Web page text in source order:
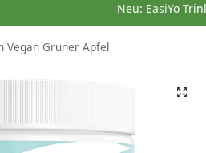
Neu: EasiYo
Vegan Gruner Apfel